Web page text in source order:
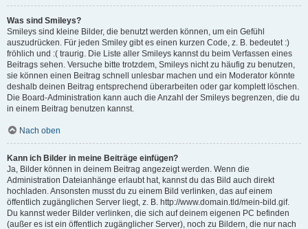
Was sind Smileys?
Smileys sind kleine Bilder, die benutzt werden können, um ein Gefühl
auszudrücken. Für jeden Smiley gibt es einen kurzen Code, z. B. bedeutet :)
fröhlich und :( traurig. Die Liste aller Smileys kannst du beim Verfassen eines
Beitrags sehen. Versuche bitte trotzdem, Smileys nicht zu häufig zu benutzen,
sie können einen Beitrag schnell unlesbar machen und ein Moderator könnte
deshalb deinen Beitrag entsprechend überarbeiten oder gar komplett löschen.
Die Board-Administration kann auch die Anzahl der Smileys begrenzen, die du
in einem Beitrag benutzen kannst.
Nach oben
Kann ich Bilder in meine Beiträge einfügen?
Ja, Bilder können in deinem Beitrag angezeigt werden. Wenn die
Administration Dateianhänge erlaubt hat, kannst du das Bild auch direkt
hochladen. Ansonsten musst du zu einem Bild verlinken, das auf einem
öffentlich zugänglichen Server liegt, z. B. http://www.domain.tld/mein-bild.gif.
Du kannst weder Bilder verlinken, die sich auf deinem eigenen PC befinden
(außer es ist ein öffentlich zugänglicher Server), noch zu Bildern, die nur nach